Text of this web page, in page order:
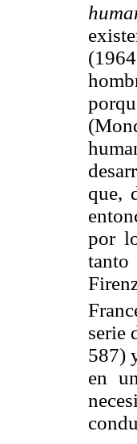
que,
por
tanto
serie
587)
en